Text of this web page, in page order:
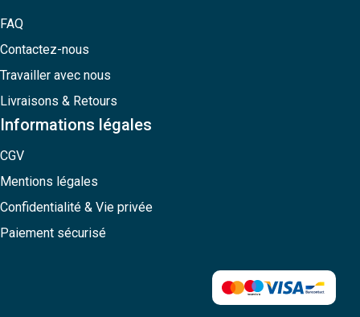
FAQ
Contactez-nous
Travailler avec nous
Livraisons & Retours
Informations légales
CGV
Mentions légales
Confidentialité & Vie privée
Paiement sécurisé